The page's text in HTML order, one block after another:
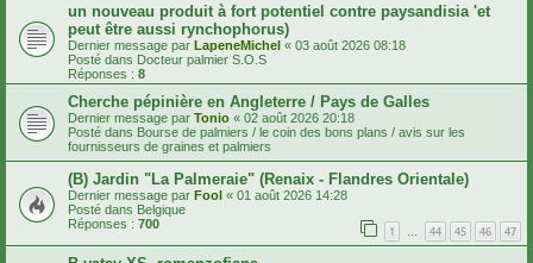
un nouveau produit à fort potentiel contre paysandisia 'et
peut être aussi rynchophorus)
Dernier message par LapeneMichel « 03 août 2026 08:18
Posté dans Docteur palmier S.O.S
Réponses : 8
Cherche pépinière en Angleterre / Pays de Galles
Dernier message par Tonio « 02 août 2026 20:18
Posté dans Bourse de palmiers / le coin des bons plans / avis sur les
fournisseurs de graines et palmiers
(B) Jardin "La Palmeraie" (Renaix - Flandres Orientale)
Dernier message par Fool « 01 août 2026 14:28
Posté dans Belgique
Réponses : 700 1 44 45 46 47